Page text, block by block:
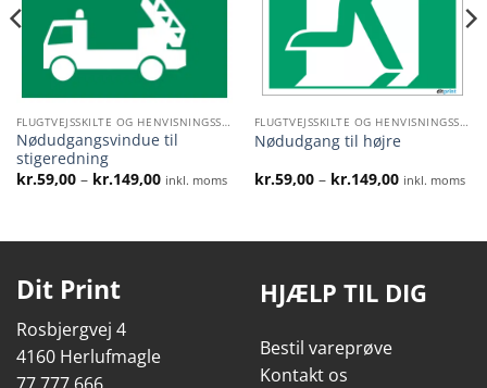
FLUGTVEJSSKILTE OG HENVISNINGSSKILTE
Nødudgangsvindue til
stigeredning
kr.59,00 – kr.149,00Prisinterval:
kr.59,00
inkl. moms
FLUGTVEJSSKILTE OG HENVISNINGSSKILTE
Nødudgang til højre
kr.59,00 – kr.149,00Prisinterval:
kr.59,00
inkl. moms
Dit Print
Rosbjergvej 4
4160 Herlufmagle
HJÆLP TIL DIG
Bestil vareprøve
Kontakt os